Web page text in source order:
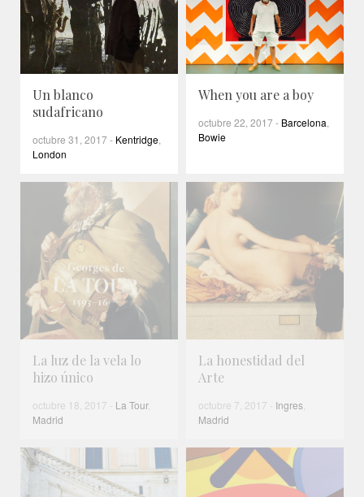
Un blanco
sudafricano
octubre 31, 2017- Kentridge,
London
When you are a boy
octubre 22, 2017- Barcelona,
Bowie
La luz de la vela lo
hizo único
octubre 18, 2017 - La Tour,
Madrid
La honestidad del
Arte
octubre 7, 2017 - Ingres,
Madrid